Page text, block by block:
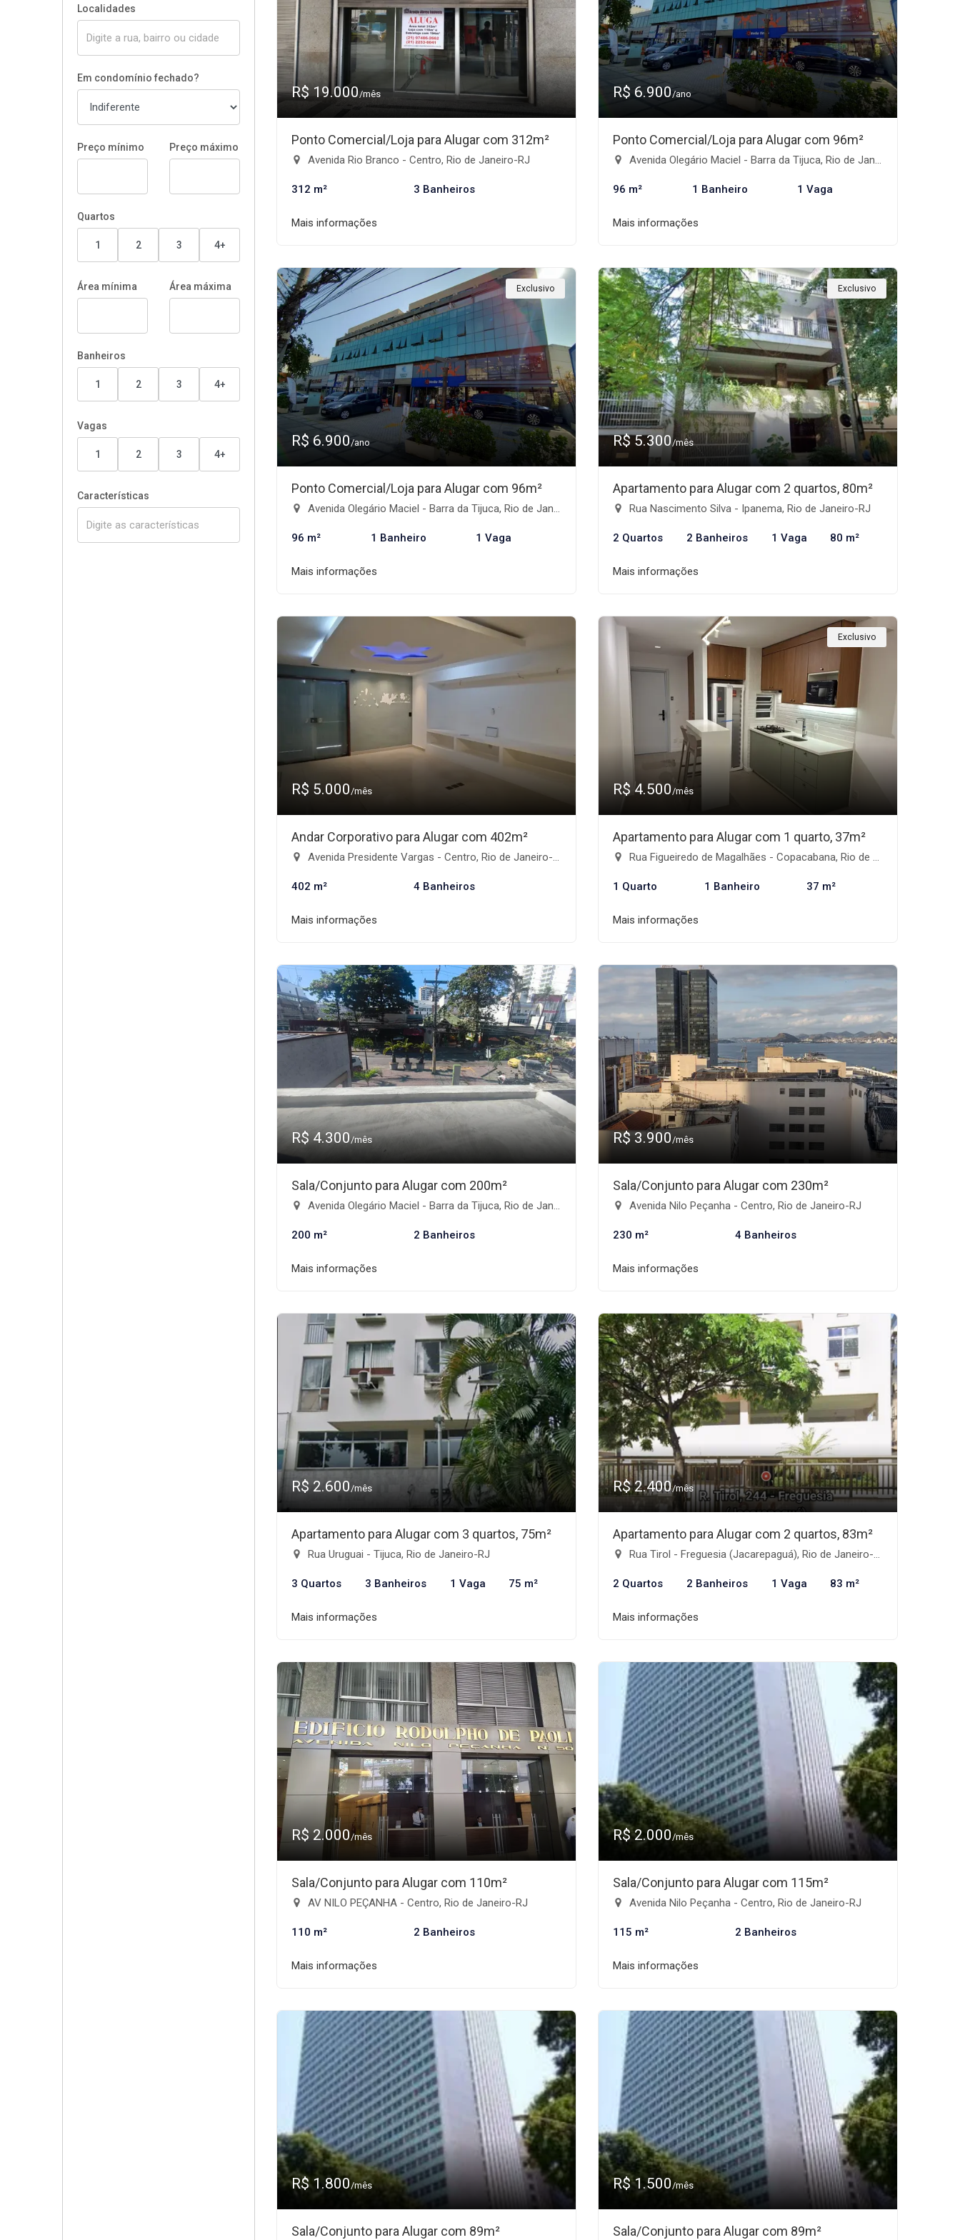
Localidades
Em condomínio fechado?
Preço mínimo Preço máximo
Quartos
1 2 3 4+
Área mínima Área máxima
Banheiros
1 2 3 4+
Vagas
1 2 3 4+
Características
R$ 19.000/mês
Ponto Comercial/Loja para Alugar com 312m²
Avenida Rio Branco - Centro, Rio de Janeiro-RJ
312 m² 3 Banheiros
Mais informações
R$ 6.900/ano
Ponto Comercial/Loja para Alugar com 96m²
Avenida Olegário Maciel - Barra da Tijuca, Rio de Janeiro-RJ
96 m² 1 Banheiro 1 Vaga
Mais informações
Exclusivo
R$ 6.900/ano
Ponto Comercial/Loja para Alugar com 96m²
Avenida Olegário Maciel - Barra da Tijuca, Rio de Janeiro-RJ
96 m² 1 Banheiro 1 Vaga
Mais informações
Exclusivo
R$ 5.300/mês
Apartamento para Alugar com 2 quartos, 80m²
Rua Nascimento Silva - Ipanema, Rio de Janeiro-RJ
2 Quartos 2 Banheiros 1 Vaga 80 m²
Mais informações
R$ 5.000/mês
Andar Corporativo para Alugar com 402m²
Avenida Presidente Vargas - Centro, Rio de Janeiro-RJ
402 m² 4 Banheiros
Mais informações
Exclusivo
R$ 4.500/mês
Apartamento para Alugar com 1 quarto, 37m²
Rua Figueiredo de Magalhães - Copacabana, Rio de Janeiro-RJ
1 Quarto 1 Banheiro 37 m²
Mais informações
R$ 4.300/mês
Sala/Conjunto para Alugar com 200m²
Avenida Olegário Maciel - Barra da Tijuca, Rio de Janeiro-RJ
200 m² 2 Banheiros
Mais informações
R$ 3.900/mês
Sala/Conjunto para Alugar com 230m²
Avenida Nilo Peçanha - Centro, Rio de Janeiro-RJ
230 m² 4 Banheiros
Mais informações
R$ 2.600/mês
Apartamento para Alugar com 3 quartos, 75m²
Rua Uruguai - Tijuca, Rio de Janeiro-RJ
3 Quartos 3 Banheiros 1 Vaga 75 m²
Mais informações
R$ 2.400/mês
Apartamento para Alugar com 2 quartos, 83m²
Rua Tirol - Freguesia (Jacarepaguá), Rio de Janeiro-RJ
2 Quartos 2 Banheiros 1 Vaga 83 m²
Mais informações
R$ 2.000/mês
Sala/Conjunto para Alugar com 110m²
AV NILO PEÇANHA - Centro, Rio de Janeiro-RJ
110 m² 2 Banheiros
Mais informações
R$ 2.000/mês
Sala/Conjunto para Alugar com 115m²
Avenida Nilo Peçanha - Centro, Rio de Janeiro-RJ
115 m² 2 Banheiros
Mais informações
R$ 1.800/mês
Sala/Conjunto para Alugar com 89m²
R$ 1.500/mês
Sala/Conjunto para Alugar com 89m²